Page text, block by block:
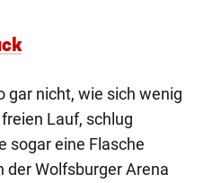
gar nicht, wie sich wenig
Lauf, schlug
sogar eine Flasche
der Wolfsburger Arena